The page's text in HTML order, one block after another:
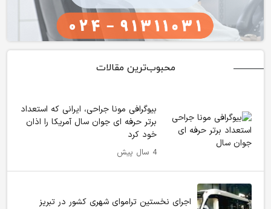
محبوب‌ترین مقالات
بیوگرافی مونا جراحی، ایرانی که استعداد
برتر حرفه ای جوان سال آمریکا را اذان
خود کرد
4 سال پیش
اجرای نخستین تراموای شهری کشور در تبریز